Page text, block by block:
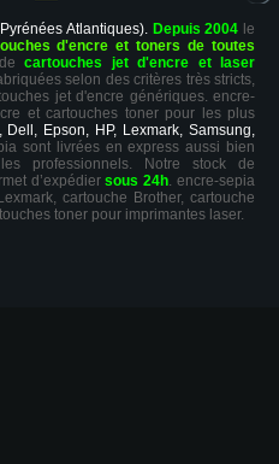
Atlantiques). Depuis 2004 le
d'encre et toners de toutes
cartouches jet d'encre et laser
selon des critères très stricts,
jet d'encre génériques. encre-
et cartouches toner pour les plus
Dell, Epson, HP, Lexmark, Samsung,
sont livrées en express aussi bien
professionnels. Notre stock de
d’expédiersous 24h. encre-sepia
cartouche Brother, cartouche
toner pour imprimantes laser.